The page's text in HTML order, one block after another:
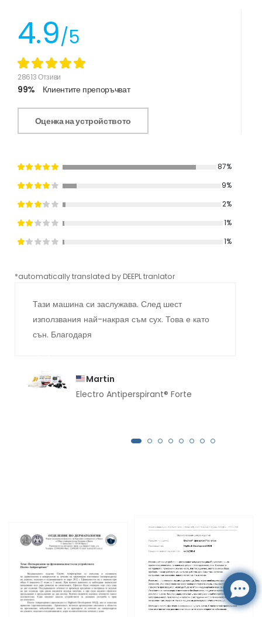
4.9/5
28613 Отзиви
99% Клиентите препоръчват
Оценка на устройството
87%
9%
2%
1%
1%
*automatically translated by DEEPL tranlator
Тази машина си заслужава. След шест
използвания най-накрая съм сух. Това е като
сън. Благодаря
Martin
Electro Antiperspirant® Forte